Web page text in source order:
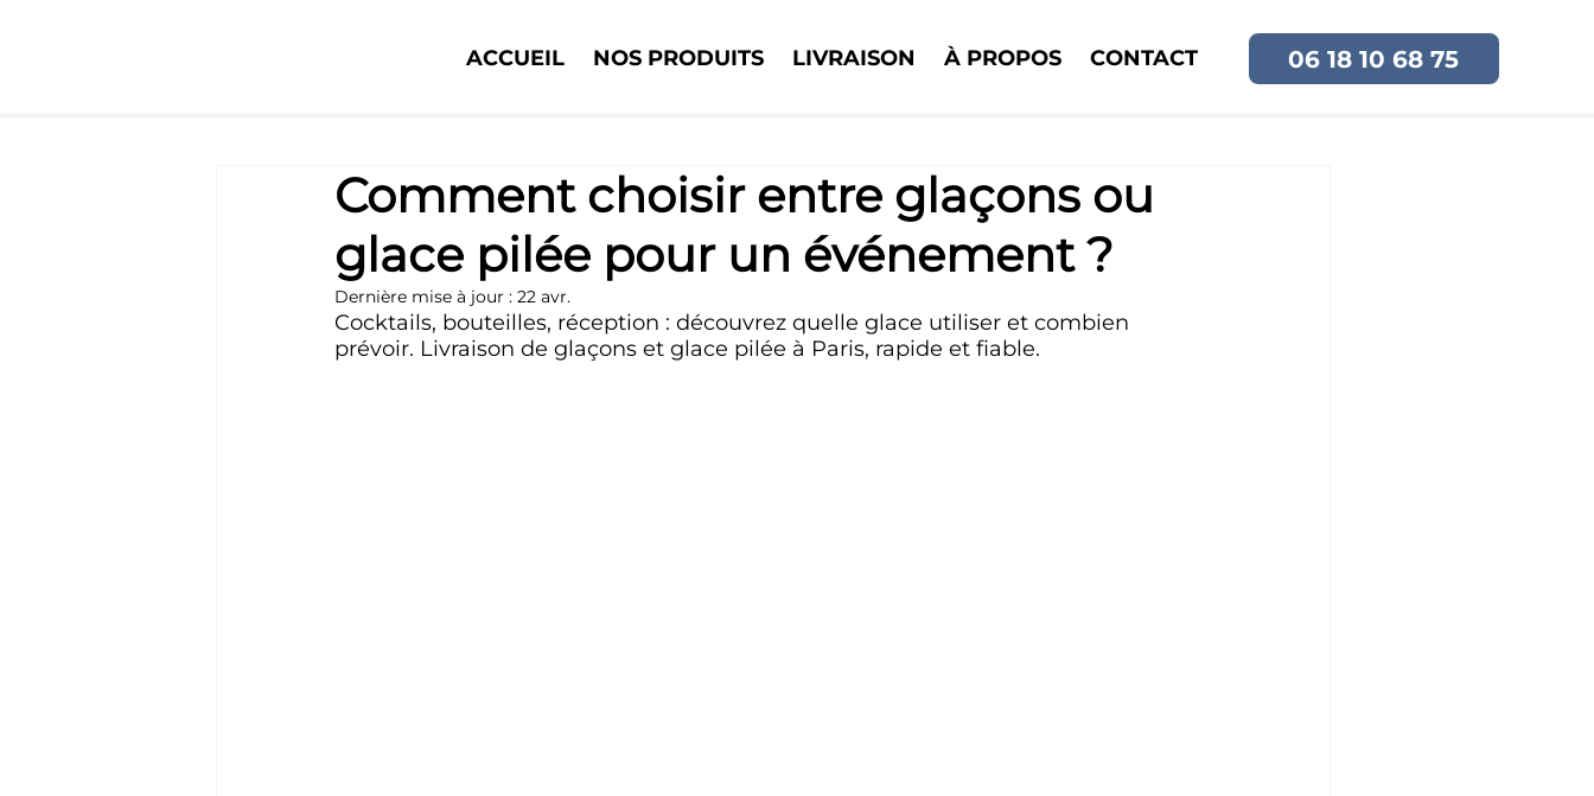
ACCUEIL NOS PRODUITS LIVRAISON À PROPOS CONTACT 06 18 10 68 75
Comment choisir entre glaçons ou
glace pilée pour un événement ?
Dernière mise à jour : 22 avr.
Cocktails, bouteilles, réception : découvrez quelle glace utiliser et combien
prévoir. Livraison de glaçons et glace pilée à Paris, rapide et fiable.